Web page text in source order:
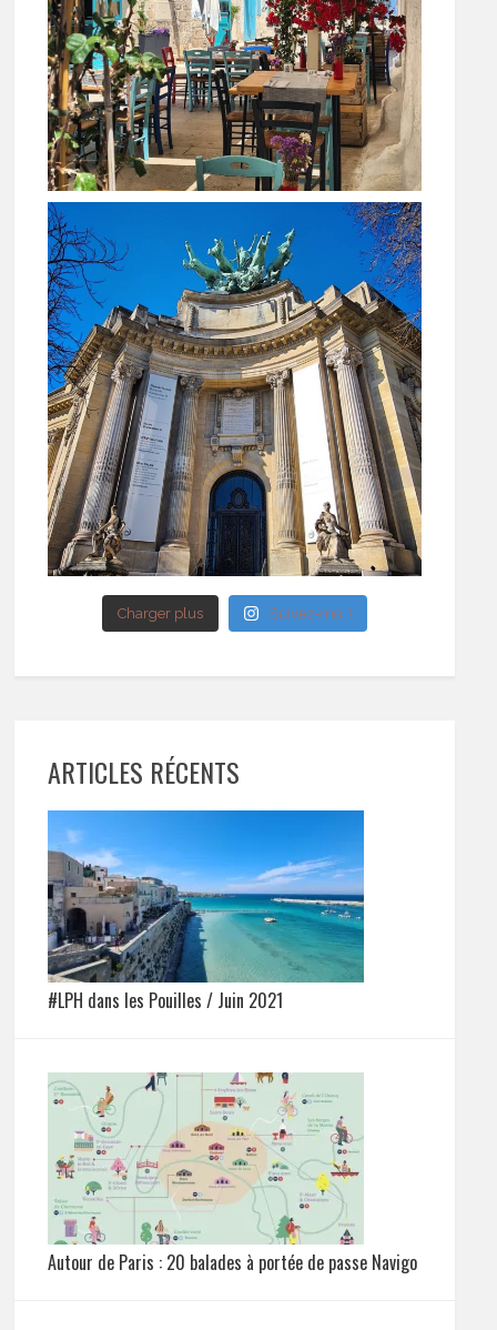
Charger plus Suivez-moi !
ARTICLES RÉCENTS
#LPH dans les Pouilles / Juin 2021
Autour de Paris : 20 balades à portée de passe Navigo